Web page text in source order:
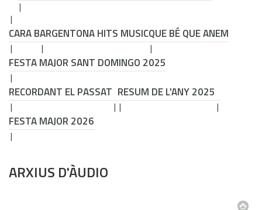
CARA BARGENTONA HITS MUSICQUE BÉ QUE ANEM
FESTA MAJOR SANT DOMINGO 2025
RECORDANT EL PASSAT RESUM DE L'ANY 2025
FESTA MAJOR 2026
ARXIUS D'ÀUDIO